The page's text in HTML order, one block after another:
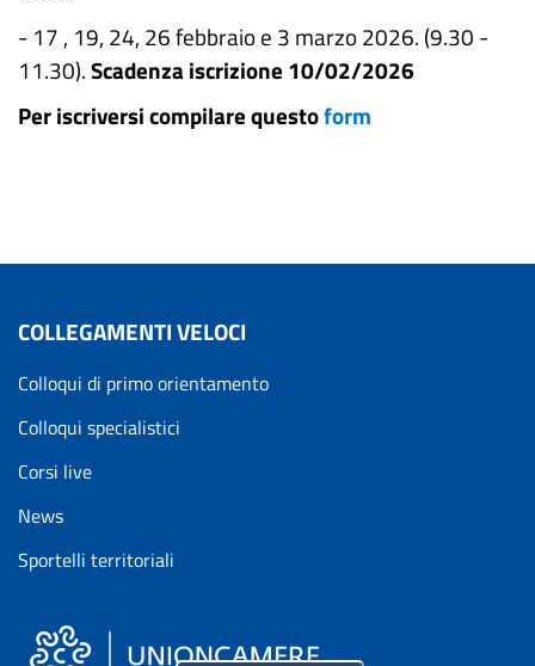
- 17 , 19, 24, 26 febbraio e 3 marzo 2026. (9.30 -
11.30).Scadenza iscrizione 10/02/2026
Per iscriversi compilare questoform
COLLEGAMENTI VELOCI
Colloqui di primo orientamento
Colloqui specialistici
Corsi live
News
Sportelli territoriali